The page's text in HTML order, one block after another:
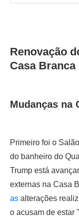
Renovação
Casa Branca
Mudanças na
Primeiro foi o
do banheiro do
Trump está
externas na Casa
as alterações
o acusam de estar